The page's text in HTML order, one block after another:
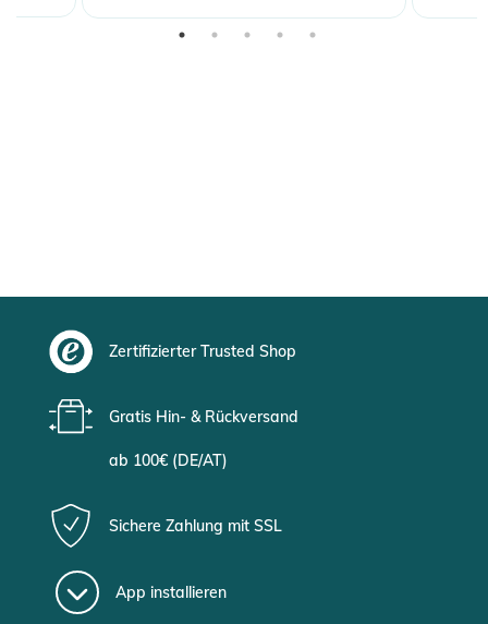
Zertifizierter Trusted Shop
Gratis Hin- & Rückversand
ab 100€ (DE/AT)
Sichere Zahlung mit SSL
App installieren